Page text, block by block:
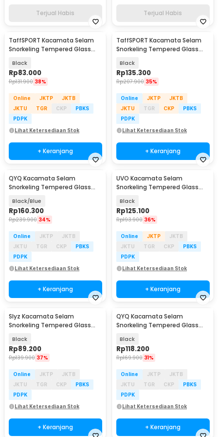
Terjual Habis Terjual Habis
TaffSPORT Kacamata Selam
Snorkeling Tempered Glass
Black
Rp83.000
Rp131.900 38%
Online JKTP
JKTB
JKTU
TGR CKP
PBKS
PDPK
Lihat Ketersediaan Stok
+ Keranjang
TaffSPORT Kacamata Selam
Snorkeling Tempered Glass
Black
Rp135.300
Rp207.900 35%
Online JKTP
JKTB
JKTU
TGR CKP
PBKS
PDPK
Lihat Ketersediaan Stok
+ Keranjang
QYQ Kacamata Selam
Snorkeling Tempered Glass
Black/Blue
Rp160.300
Rp239.900 34%
Online JKTP
JKTB
JKTU
TGR CKP
PBKS
PDPK
Lihat Ketersediaan Stok
+ Keranjang
UVO Kacamata Selam
Snorkeling Tempered Glass
Black
Rp125.100
Rp193.900 36%
Online JKTP
JKTB
JKTU
TGR CKP
PBKS
PDPK
Lihat Ketersediaan Stok
+ Keranjang
Slyz Kacamata Selam
Snorkeling Tempered Glass
INU91
Black
Rp89.200
Rp139.900 37%
Online JKTP
JKTB
JKTU
TGR CKP
PBKS
PDPK
Lihat Ketersediaan Stok
+ Keranjang
QYQ Kacamata Selam
Snorkeling Tempered Glass
Black
Rp118.200
Rp169.900 31%
Online JKTP
JKTB
JKTU
TGR CKP
PBKS
PDPK
Lihat Ketersediaan Stok
+ Keranjang